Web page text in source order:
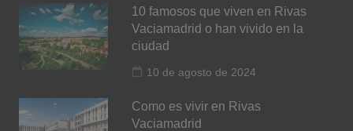
10 famosos que viven en Rivas
Vaciamadrid o han vivido en la
ciudad
10 de agosto de 2024
Como es vivir en Rivas
Vaciamadrid